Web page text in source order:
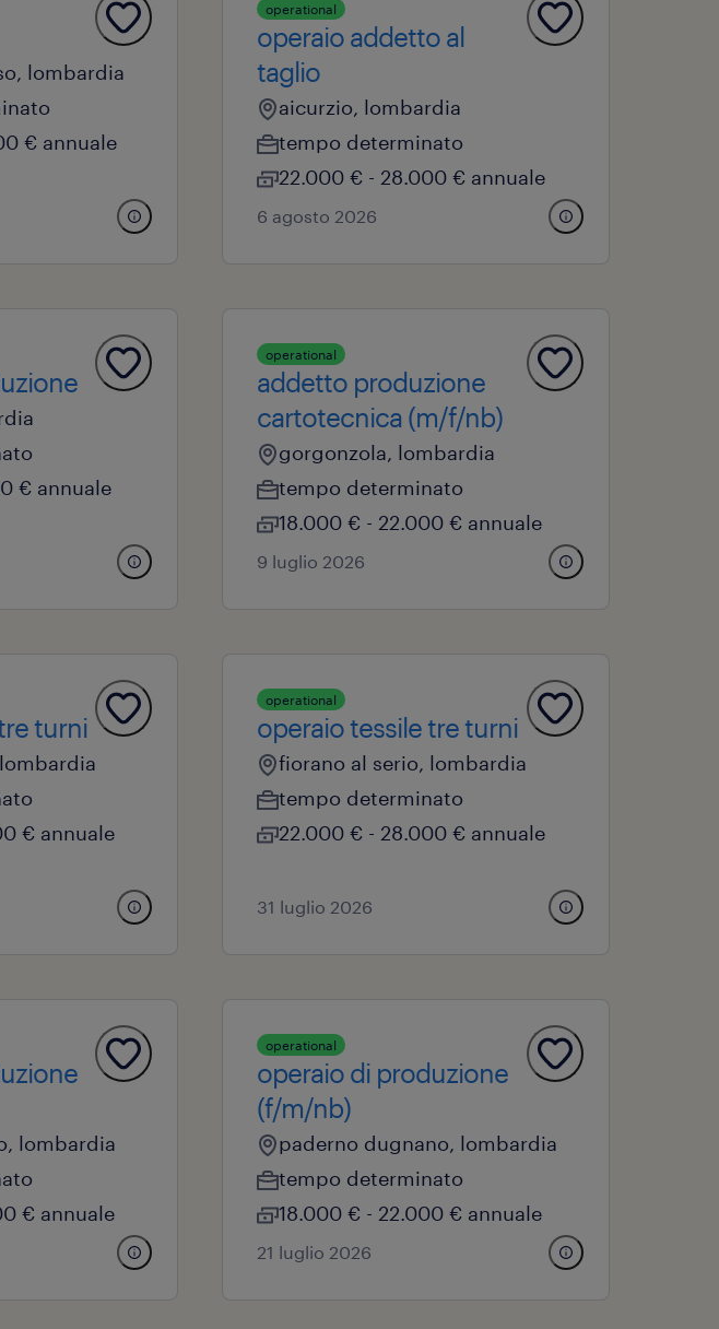
lombardia
€ annuale
operational
operaio addetto al
taglio
aicurzio, lombardia
tempo determinato
22.000 € - 28.000 € annuale
6 agosto 2026
€ annuale
operational
addetto produzione
cartotecnica (m/f/nb)
gorgonzola, lombardia
tempo determinato
18.000 € - 22.000 € annuale
9 luglio 2026
turni
€ annuale
operational
operaio tessile tre turni
fiorano al serio, lombardia
tempo determinato
22.000 € - 28.000 € annuale
31 luglio 2026
lombardia
€ annuale
operational
operaio di produzione
(f/m/nb)
paderno dugnano, lombardia
tempo determinato
18.000 € - 22.000 € annuale
21 luglio 2026